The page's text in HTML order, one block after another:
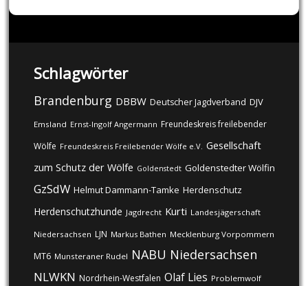
Schlagwörter
Brandenburg DBBW Deutscher Jagdverband DJV
Emsland Ernst-Ingolf Angermann Freundeskreis freilebender
Wölfe Freundeskreis Freilebender Wölfe e.V. Gesellschaft
zum Schutz der Wölfe Goldenstedt Goldenstedter Wölfin
GzSdW Helmut Dammann-Tamke Herdenschutz
Herdenschutzhunde Jagdrecht Kurti Landesjägerschaft
Niedersachsen LJN Markus Bathen Mecklenburg Vorpommern
MT6 Munsteraner Rudel NABU Niedersachsen
NLWKN Nordrhein-Westfalen Olaf Lies Problemwolf